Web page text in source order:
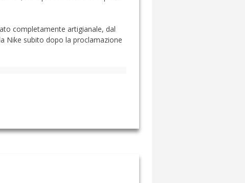
completamente artigianale, dal
Nike subito dopo la proclamazione